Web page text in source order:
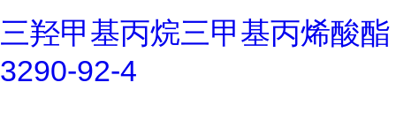
三羟甲基丙烷三甲基丙烯酸酯
3290-92-4